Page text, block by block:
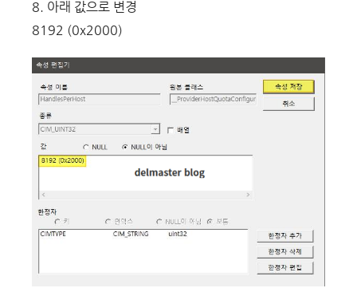
8. 아래 값으로 변경
8192 (0x2000)